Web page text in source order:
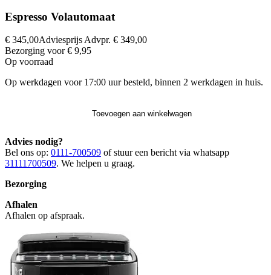
Espresso Volautomaat
€ 345,00Adviesprijs Advpr. € 349,00
Bezorging voor € 9,95
Op voorraad
Op werkdagen voor 17:00 uur besteld, binnen 2 werkdagen in huis.
Toevoegen aan winkelwagen
Advies nodig?
Bel ons op: 0111-700509 of stuur een bericht via whatsapp
31111700509. We helpen u graag.
Bezorging
Afhalen
Afhalen op afspraak.